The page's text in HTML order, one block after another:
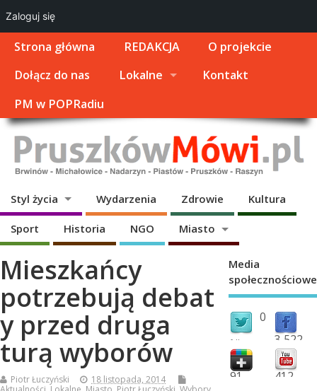
Strona główna REDAKCJA
O projekcie
Dołącz do nas
Lokalne
Kontakt
PM w POPRadiu
Styl życia Wydarzenia Zdrowie Kultura
Sport Historia NGO Miasto
Mieszkańcy
potrzebują debat
y przed druga
turą wyborów
Piotr Łuczyński
18 listopada, 2014
Media
społecznościowe
0
followers 3,522
fans
91 412
Zaloguj się